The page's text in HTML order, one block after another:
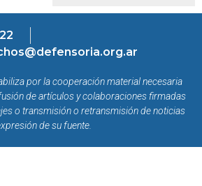
por la cooperación material necesaria
de artículos y colaboraciones firmadas
o transmisión o retransmisión de noticias
de su fuente.